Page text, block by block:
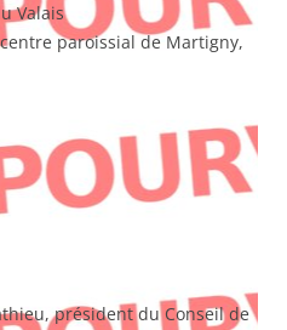
Valais
paroissial de Martigny,
président du Conseil de